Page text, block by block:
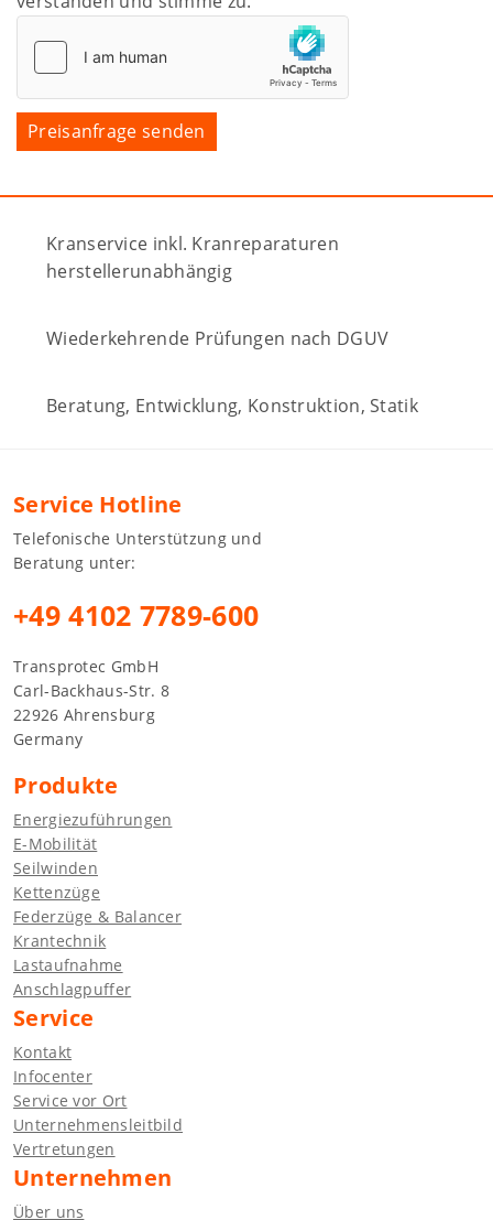
Kranservice inkl. Kranreparaturen
herstellerunabhängig
Wiederkehrende Prüfungen nach DGUV
Beratung, Entwicklung, Konstruktion, Statik
Service Hotline
Telefonische Unterstützung und
Beratung unter:
+49 4102 7789-600
Transprotec GmbH
Carl-Backhaus-Str. 8
22926 Ahrensburg
Germany
Produkte
Energiezuführungen
E-Mobilität
Seilwinden
Kettenzüge
Federzüge & Balancer
Krantechnik
Lastaufnahme
Anschlagpuffer
Service
Kontakt
Infocenter
Service vor Ort
Unternehmensleitbild
Vertretungen
Unternehmen
Über uns